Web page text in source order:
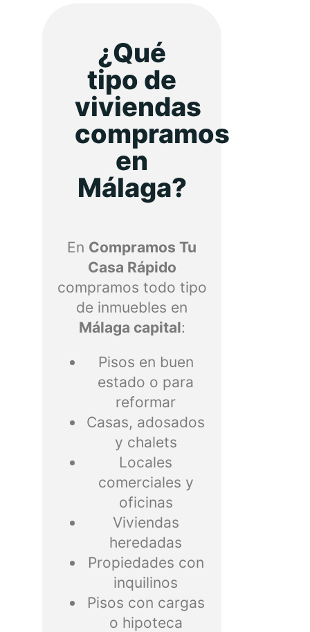
¿Qué
tipo de
viviendas
compramos
en
Málaga?
En Compramos Tu
Casa Rápido
compramos todo tipo
de inmuebles en
Málaga capital:
Pisos en buen
estado o para
reformar
Casas, adosados
y chalets
Locales
comerciales y
oficinas
Viviendas
heredadas
Propiedades con
inquilinos
Pisos con cargas
o hipoteca